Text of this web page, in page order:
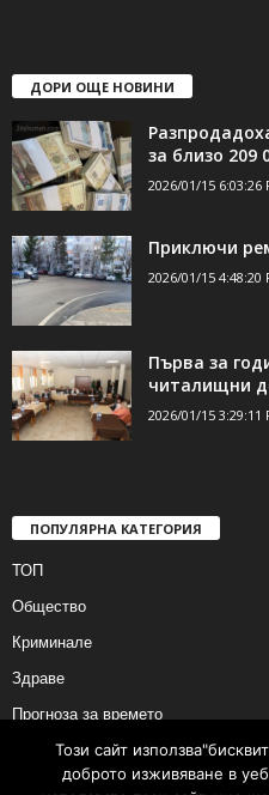
ДОРИ ОЩЕ НОВИНИ
за близо 209
2026/01/15 6:03:26
Приключи
2026/01/15 4:48:20
Първа за
читалищни
2026/01/15 3:29:11
ПОПУЛЯРНА КАТЕГОРИЯ
ТОП
Общество
Криминале
Здраве
Прогноза за времето
Политика
Култура
Този сайт
доброто изживяване в